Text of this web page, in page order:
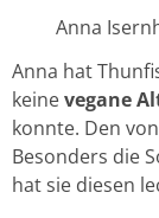
Anna
Anna hat
keinevegane
konnte. Den
Besonders die
hat sie diesen